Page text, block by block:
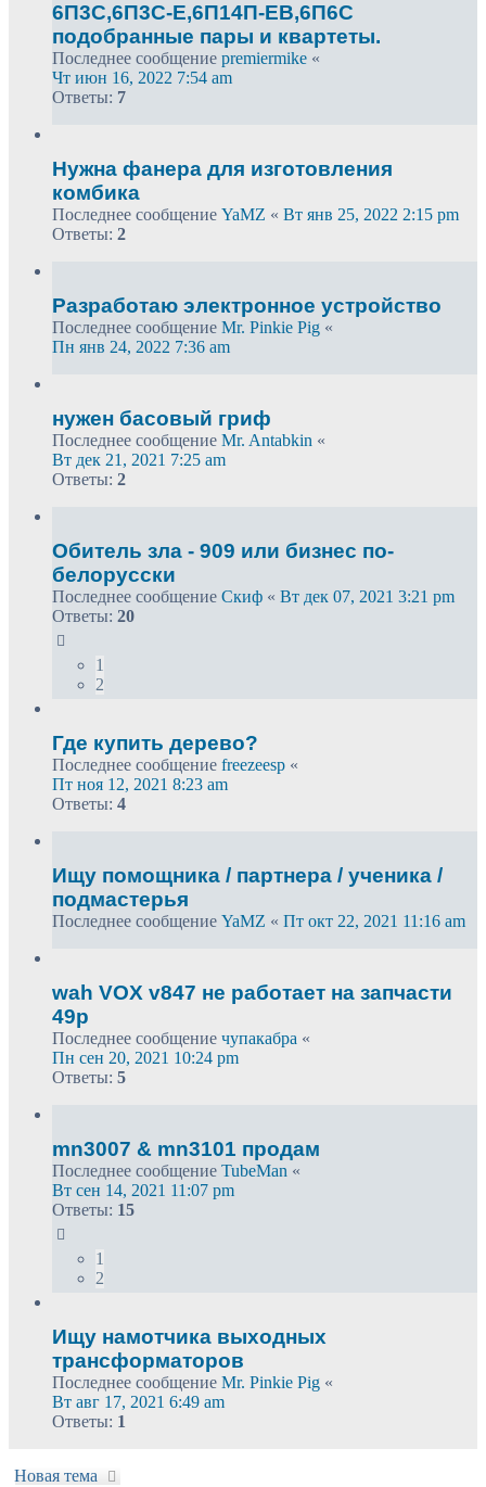
6П3С,6П3С-Е,6П14П-ЕВ,6П6С
подобранные пары и квартеты.
Последнее сообщение premiermike «
Чт июн 16, 2022 7:54 am
Ответы: 7
Нужна фанера для изготовления
комбика
Последнее сообщение YaMZ « Вт янв 25, 2022 2:15 pm
Ответы: 2
Разработаю электронное устройство
Последнее сообщение Mr. Pinkie Pig «
Пн янв 24, 2022 7:36 am
нужен басовый гриф
Последнее сообщение Mr. Antabkin «
Вт дек 21, 2021 7:25 am
Ответы: 2
Обитель зла - 909 или бизнес по-
белорусски
Последнее сообщение Скиф « Вт дек 07, 2021 3:21 pm
Ответы: 20
1
2
Где купить дерево?
Последнее сообщение freezeesp «
Пт ноя 12, 2021 8:23 am
Ответы: 4
Ищу помощника / партнера / ученика /
подмастерья
Последнее сообщение YaMZ « Пт окт 22, 2021 11:16 am
wah VOX v847 не работает на запчасти
49р
Последнее сообщение чупакабра «
Пн сен 20, 2021 10:24 pm
Ответы: 5
mn3007 & mn3101 продам
Последнее сообщение TubeMan «
Вт сен 14, 2021 11:07 pm
Ответы: 15
1
2
Ищу намотчика выходных
трансформаторов
Последнее сообщение Mr. Pinkie Pig «
Вт авг 17, 2021 6:49 am
Ответы: 1
Новая тема